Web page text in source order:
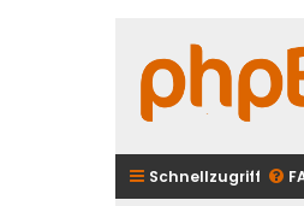
Schnellzugriff